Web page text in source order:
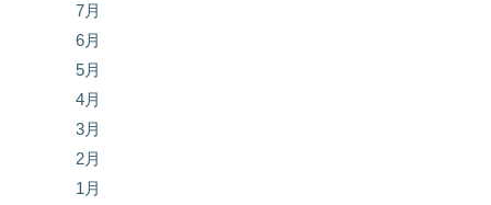
7月
6月
5月
4月
3月
2月
1月